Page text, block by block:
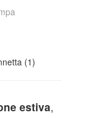
estiva,